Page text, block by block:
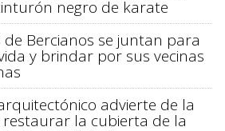
negro de karate
de Bercianos se juntan para
y brindar por sus vecinas
advierte de la
restaurar la cubierta de la